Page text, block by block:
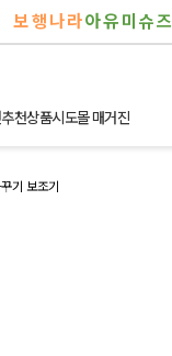
보행나라아유미슈즈
추천상품시도몰 매거진
기 보조기